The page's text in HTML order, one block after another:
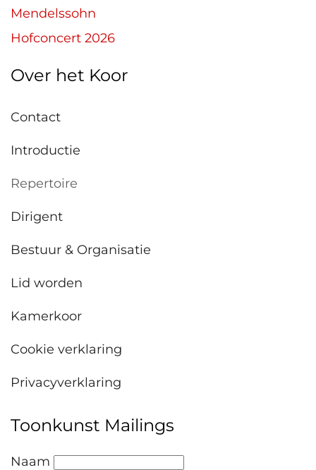
Mendelssohn
Hofconcert 2026
Over het Koor
Contact
Introductie
Repertoire
Dirigent
Bestuur & Organisatie
Lid worden
Kamerkoor
Cookie verklaring
Privacyverklaring
Toonkunst Mailings
Naam